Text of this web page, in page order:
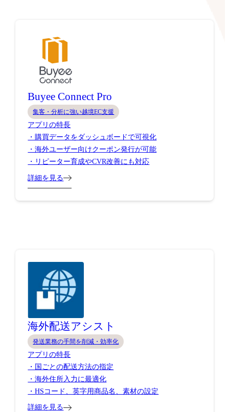
Buyee Connect Pro
集客・分析に強い越境EC支援
アプリの特長
・購買データをダッシュボードで可視化
・海外ユーザー向けクーポン発行が可能
・リピーター育成やCVR改善にも対応
詳細を見る
海外配送アシスト
発送業務の手間を削減・効率化
アプリの特長
・国ごとの配送方法の指定
・海外住所入力に最適化
・HSコード、英字用商品名、素材の設定
詳細を見る